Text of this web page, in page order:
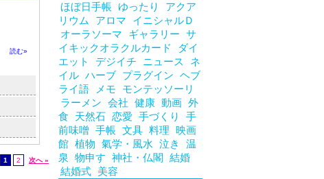
読む»
1 2 次へ »
ほぼ日手帳
ゆったり
アクア
リウム
アロマ
イニシャルＤ
オーラソーマ
ギャラリー
サ
イキックオラクルカード
ダイ
エット
デジイチ ニュース
ネ
イル ハーブ プラグイン
ヘブ
ライ語
メモ
モンテッソーリ
ラーメン
会社 健康 動画 外
食
天然石 恋愛 手づくり
手
前味噌 手帳 文具 料理
映画
館 植物 氣学・風水 泣き
温
泉
物申す 神社・仏閣
結婚
結婚式
美容